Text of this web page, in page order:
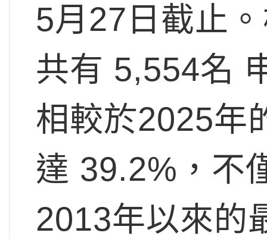
5月27日截止
共有 5,554名
相較於2025年
達 39.2%，不
2013年以來的